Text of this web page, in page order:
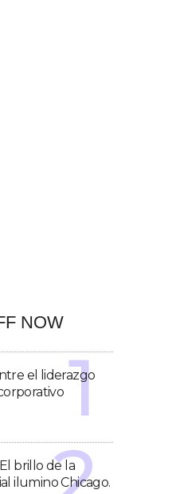
NOW
el liderazgo
brillo de la
ilumino Chicago.